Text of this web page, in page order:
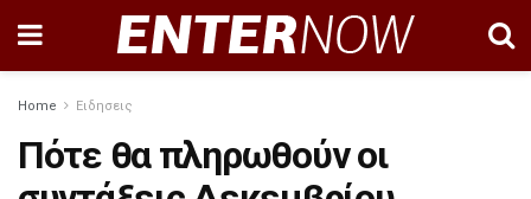
Home Ειδησεις
Πότε θα πληρωθούν οι